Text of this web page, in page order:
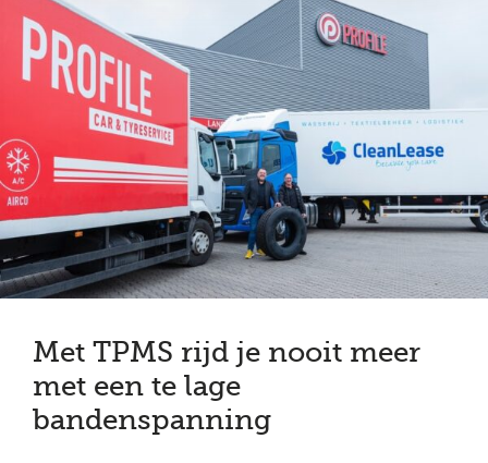
Met TPMS rijd je nooit meer
met een te lage
bandenspanning